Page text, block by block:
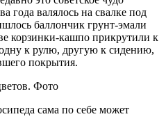
года валялось на свалке под
баллончик грунт-эмали
корзинки-кашпо прикрутили к
к рулю, другую к сидению,
покрытия.
сама по себе может